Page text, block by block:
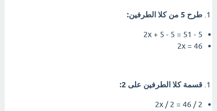
طرح 5 من كلا الطرفين:
2x + 5 - 5 = 51 - 5
2x = 46
قسمة كلا الطرفين على 2:
2x / 2 = 46 / 2